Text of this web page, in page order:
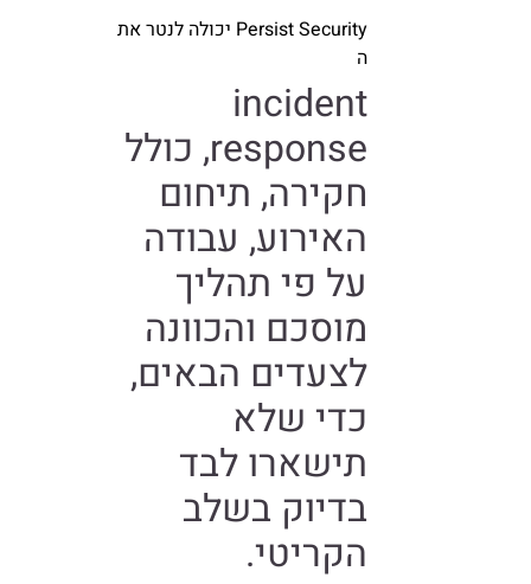
Persist Security יכולה לנטר את
ה
incident
response, כולל
חקירה, תיחום
האירוע, עבודה
על פי תהליך
מוסכם והכוונה
לצעדים הבאים,
כדי שלא
תישארו לבד
בדיוק בשלב
הקריטי.